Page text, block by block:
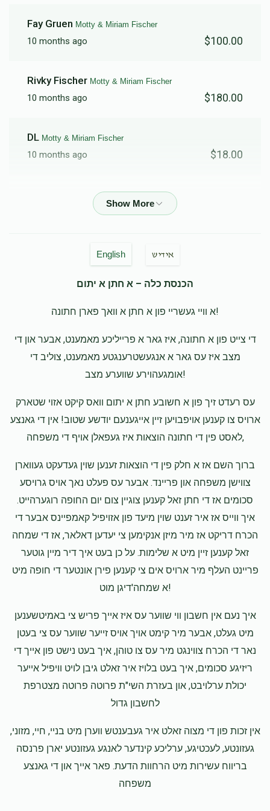
Fay Gruen Motty & Miriam Fischer
10 months ago $100.00
Rivky Fischer Motty & Miriam Fischer
10 months ago $180.00
DL Motty & Miriam Fischer
10 months ago $18.00
Motty & Miriam Fischer
Perl WohlbergMotty & Miriam Fischer
10 months ago
10 months ago $100.00
English אידיש
הכנסת כלה – א חתן א יתום
א וויי געשריי פון א חתן א וואך פארן חתונה!
די צייט פון א חתונה, איז גאר א פרייליכע מאמענט, אבער און די
מצב איז עס גאר א אנגעשטרענגטע מאמענט, צוליב די
אומגעהוירע שווערע מצב!
עס רעדט זיך פון א חשובע חתן א יתום וואס קיקט אזוי שטארק
ארויס צו קענען אויפבויען זיין אייגענעם יודשע שטוב! אין די גאנצע
לאסט פין די חתונה הוצאות איז געפאלן אויף די משפחה,
ברוך השם אז א חלק פין די הוצאות זענען שוין געדעקט געווארן
צווישן משפחה און פריינד. אבער עס פעלט נאך אויס גרויסע
סכומים אז די חתן זאל קענען צוגיין צום יום החופה רוגערהייט.
איך ווייס אז איר זענט שוין מיעד פון אזויפיל קאמפיינס אבער די
הכרח דריקט אז מיר מיזן אנקימען צי יעדען דאלאר, אז די שמחה
זאל קענען זיין מיט א שלימות. על כן בעט איך דיר מיין גוטער
פריינט העלף מיר ארויס אים צי קענען פירן אונטער די חופה מיט
א שמחה'דיגן מוט!
איך נעם אין חשבון ווי שווער עס איז אייך פריש צי באמיטשענען
מיט געלט, אבער מיר קימט אויך אויס זייער שווער עס צי בעטן
נאר די הכרח צווינגט מיר עס צו טוהן, איך בעט נישט פון אייך די
ריזיגע סכומים, איך בעט בלויז איר זאלט גיבן לויט וויפיל אייער
יכולת ערלויבט, און בעזרת השי"ת פרוטה פרוטה מצטרפת
לחשבון גדול
אין זכות פון די מצוה זאלט איר געבענטש ווערן מיט בניי, חיי, מזוני,
געזונטע, לעכטיגע, ערליכע קינדער לאנגע געזונטע יארן פרנסה
בריווח עשירות מיט הרחוות הדעת. פאר אייך און די גאנצע
משפחה